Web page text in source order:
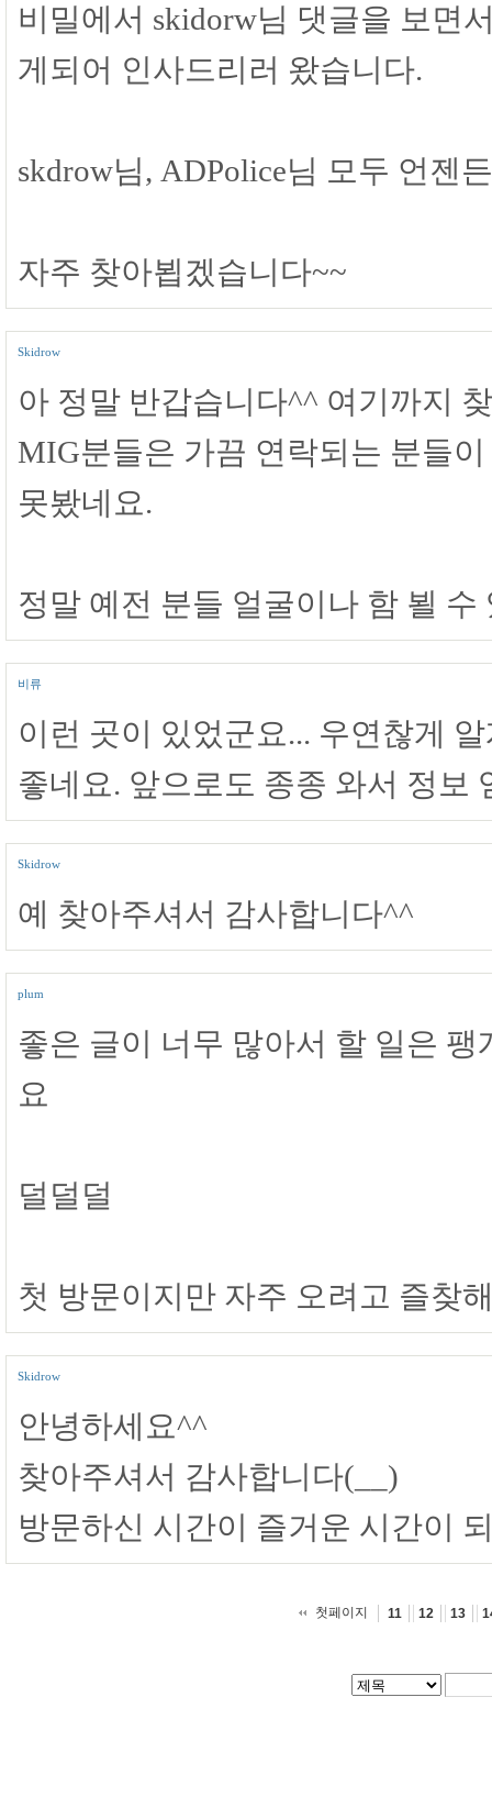
비밀에서 skidorw님 댓글을 보면
게되어 인사드리러 왔습니다.
skdrow님, ADPolice님 모두 언젠
자주 찾아뵙겠습니다~~
Skidrow
아 정말 반갑습니다^^ 여기까지
MIG분들은 가끔 연락되는 분들
못봤네요.
정말 예전 분들 얼굴이나 함 뵐 수
비류
이런 곳이 있었군요... 우연찮게
좋네요. 앞으로도 종종 와서 정보
Skidrow
예 찾아주셔서 감사합니다^^
plum
좋은 글이 너무 많아서 할 일은
요
덜덜덜
첫 방문이지만 자주 오려고 즐찾
Skidrow
안녕하세요^^
찾아주셔서 감사합니다(__)
방문하신 시간이 즐거운 시간이
첫페이지 11 12 13